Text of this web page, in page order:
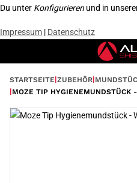
Du unter Konfigurieren und in
Impressum | Datenschutz
STARTSEITE ZUBEHÖR
MOZE TIP HYGIENEMUNDSTÜCK